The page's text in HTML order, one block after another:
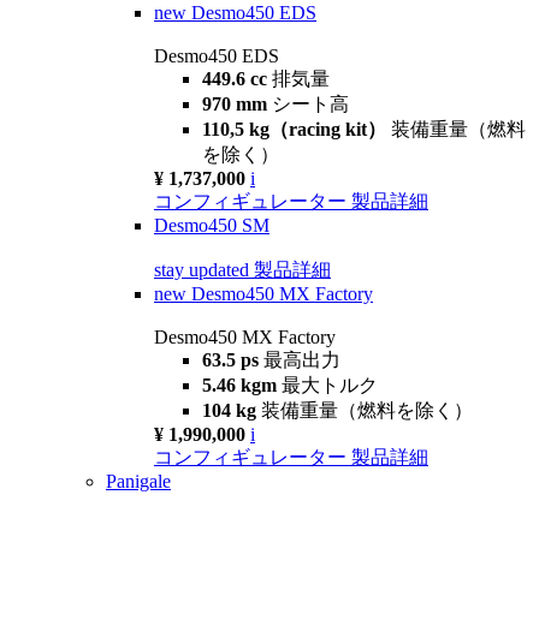
new Desmo450 EDS
Desmo450 EDS
449.6 cc 排気量
970 mm シート高
110,5 kg（racing kit） 装備重量（燃料
を除く）
¥ 1,737,000 i
コンフィギュレーター 製品詳細
Desmo450 SM
stay updated 製品詳細
new Desmo450 MX Factory
Desmo450 MX Factory
63.5 ps 最高出力
5.46 kgm 最大トルク
104 kg 装備重量（燃料を除く）
¥ 1,990,000 i
コンフィギュレーター 製品詳細
Panigale